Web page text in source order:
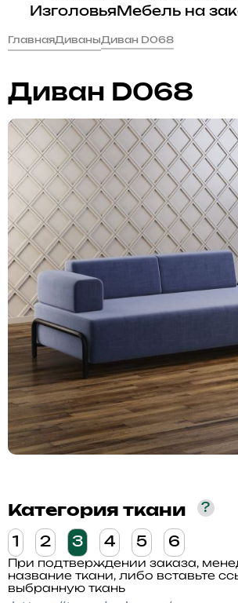
Изголовья Мебель на
ГлавнаяДиваныДиван D068
Диван D068
Категория ткани ?
1 2 3 4 5 6
При подтверждении заказа,
название ткани, либо вставьте
выбранную ткань